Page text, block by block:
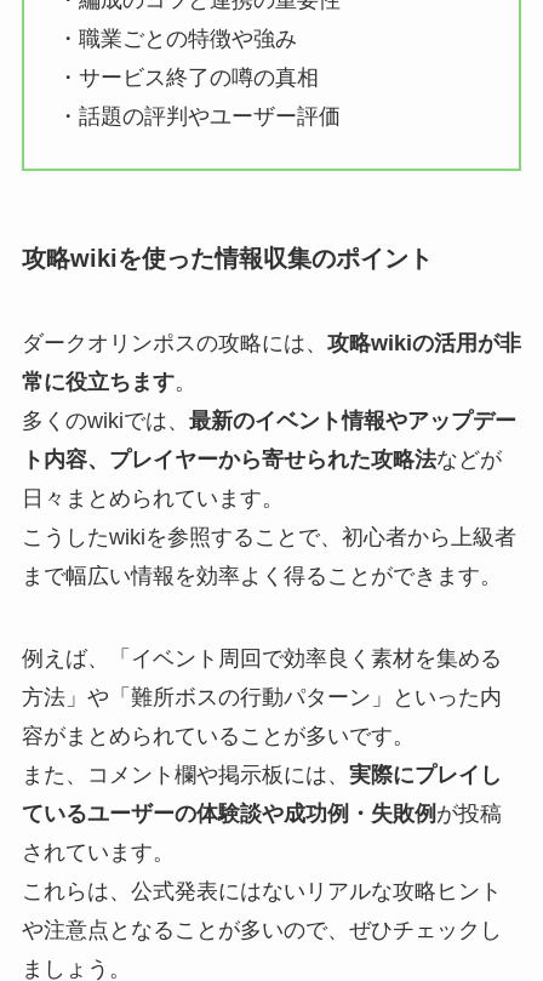
・職業ごとの特徴や強み
・サービス終了の噂の真相
・話題の評判やユーザー評価
攻略wikiを使った情報収集のポイント
ダークオリンポスの攻略には、 攻略wikiの活用が非
常に役立ちます。
多くのwikiでは、 最新のイベント情報やアップデー
ト内容、プレイヤーから寄せられた攻略法などが
日々まとめられています。
こうしたwikiを参照することで、初心者から上級者
まで幅広い情報を効率よく得ることができます。
例えば、「イベント周回で効率良く素材を集める
方法」や「難所ボスの行動パターン」といった内
容がまとめられていることが多いです。
また、コメント欄や掲示板には、 実際にプレイし
ているユーザーの体験談や成功例・失敗例 が投稿
されています。
これらは、公式発表にはないリアルな攻略ヒント
や注意点となることが多いので、ぜひチェックし
ましょう。